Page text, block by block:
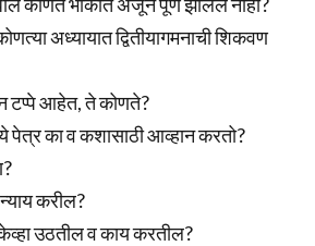
अध्यायात द्वितीयागमनाची शिकवण
टप्पे आहेत, ते कोणते?
का व कशासाठी आव्हान करतो?
करील?
उठतील व काय करतील?